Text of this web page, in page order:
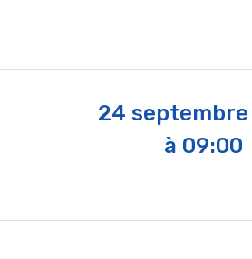
24
à 09:00